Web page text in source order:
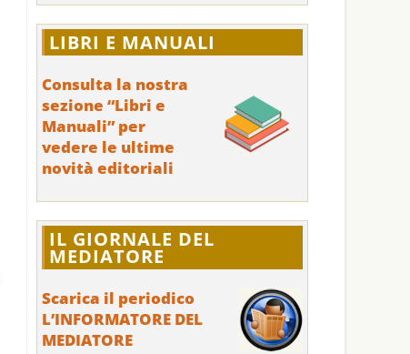
LIBRI E MANUALI
Consulta la nostra
sezione “Libri e
Manuali” per
vedere le ultime
novità editoriali
IL GIORNALE DEL
MEDIATORE
Scarica il periodico
L’INFORMATORE DEL
MEDIATORE